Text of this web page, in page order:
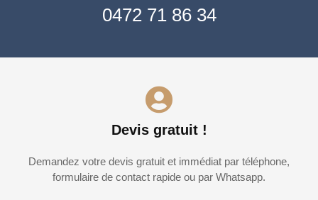
0472 71 86 34
Devis gratuit !
Demandez votre devis gratuit et immédiat par téléphone,
formulaire de contact rapide ou par Whatsapp.